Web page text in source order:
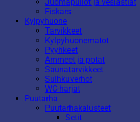
Fiskars
Kylpyhuone
Tarvikkeet
Kylpyhuonematot
Pyyhkeet
Ammeet ja potat
Saunatarvikkeet
Suihkuverhot
WC-harjat
Puutarha
Puutarhakalusteet
Setit